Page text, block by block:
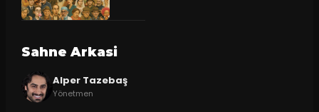
Sahne Arkasi
Alper Tazebaş
Yönetmen